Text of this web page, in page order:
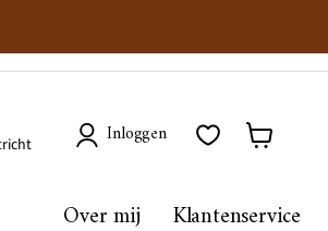
Inloggen
Over mij Klantenservice